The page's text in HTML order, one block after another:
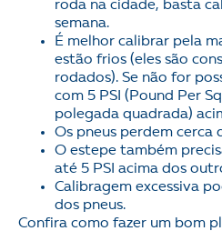
roda na cidade, basta
semana.
É melhor calibrar pela
estão frios (eles são
rodados). Se não for
com 5 PSI (Pound Per
polegada quadrada)
Os pneus perdem cerca
O estepe também
até 5 PSI acima dos
Calibragem excessiva
dos pneus.
Confira como fazer um bom